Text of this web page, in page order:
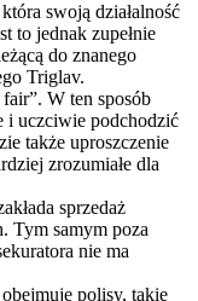
swoją działalność
to jednak zupełnie
do znanego
Triglav.
W ten sposób
i uczciwie podchodzić
także uproszczenie
zrozumiałe dla
sprzedaż
Tym samym poza
nie ma
polisy, takie